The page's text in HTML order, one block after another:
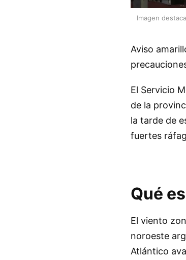
Imagen
Aviso
El Servicio
de la
la tarde de
fuertes
Qué
El viento
noroeste
Atlántico